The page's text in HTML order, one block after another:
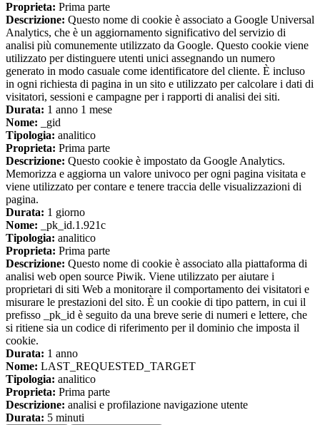
Proprieta: Prima parte
Descrizione: Questo nome di cookie è associato a Google Universal
Analytics, che è un aggiornamento significativo del servizio di
analisi più comunemente utilizzato da Google. Questo cookie viene
utilizzato per distinguere utenti unici assegnando un numero
generato in modo casuale come identificatore del cliente. È incluso
in ogni richiesta di pagina in un sito e utilizzato per calcolare i dati di
visitatori, sessioni e campagne per i rapporti di analisi dei siti.
Durata: 1 anno 1 mese
Nome: _gid
Tipologia: analitico
Proprieta: Prima parte
Descrizione: Questo cookie è impostato da Google Analytics.
Memorizza e aggiorna un valore univoco per ogni pagina visitata e
viene utilizzato per contare e tenere traccia delle visualizzazioni di
pagina.
Durata: 1 giorno
Nome: _pk_id.1.921c
Tipologia: analitico
Proprieta: Prima parte
Descrizione: Questo nome di cookie è associato alla piattaforma di
analisi web open source Piwik. Viene utilizzato per aiutare i
proprietari di siti Web a monitorare il comportamento dei visitatori e
misurare le prestazioni del sito. È un cookie di tipo pattern, in cui il
prefisso _pk_id è seguito da una breve serie di numeri e lettere, che
si ritiene sia un codice di riferimento per il dominio che imposta il
cookie.
Durata: 1 anno
Nome: LAST_REQUESTED_TARGET
Tipologia: analitico
Proprieta: Prima parte
Descrizione: analisi e profilazione navigazione utente
Durata: 5 minuti